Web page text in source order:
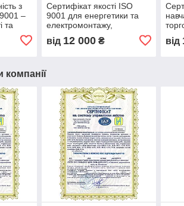
з
–
та
довіра
Сертифікат якості ISO
9001 для енергетики та
електромонтажу,
контроль якості,
від 12 000₴
ISO
від
компанії